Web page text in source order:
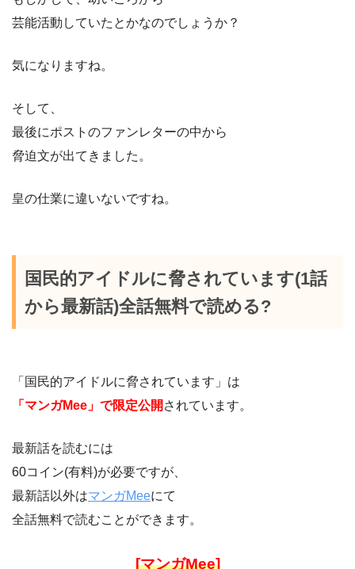
芸能活動していたとかなのでしょうか？
気になりますね。
そして、
最後にポストのファンレターの中から
脅迫文が出てきました。
皇の仕業に違いないですね。
国民的アイドルに脅されています(1話
から最新話)全話無料で読める?
「国民的アイドルに脅されています」は
「マンガMee」で限定公開 されています。
最新話を読むには
60コイン(有料)が必要ですが、
最新話以外はマンガMeeにて
全話無料で読むことができます。
[マンガMee]